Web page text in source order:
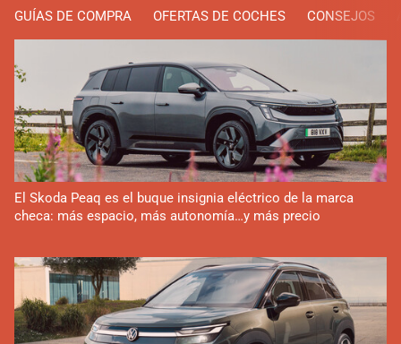
GUÍAS DE COMPRA OFERTAS DE COCHES CONSEJOS
El Skoda Peaq es el buque insignia eléctrico de la marca
checa: más espacio, más autonomía…y más precio